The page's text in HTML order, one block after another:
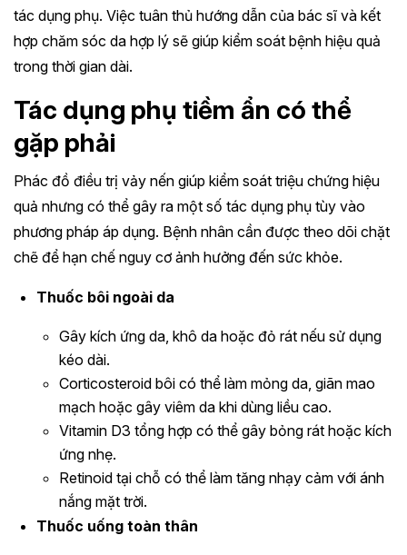
tác dụng phụ. Việc tuân thủ hướng dẫn của bác sĩ và kết
hợp chăm sóc da hợp lý sẽ giúp kiểm soát bệnh hiệu quả
trong thời gian dài.
Tác dụng phụ tiềm ẩn có thể
gặp phải
Phác đồ điều trị vảy nến giúp kiểm soát triệu chứng hiệu
quả nhưng có thể gây ra một số tác dụng phụ tùy vào
phương pháp áp dụng. Bệnh nhân cần được theo dõi chặt
chẽ để hạn chế nguy cơ ảnh hưởng đến sức khỏe.
Thuốc bôi ngoài da
Gây kích ứng da, khô da hoặc đỏ rát nếu sử dụng
kéo dài.
Corticosteroid bôi có thể làm mỏng da, giãn mao
mạch hoặc gây viêm da khi dùng liều cao.
Vitamin D3 tổng hợp có thể gây bỏng rát hoặc kích
ứng nhẹ.
Retinoid tại chỗ có thể làm tăng nhạy cảm với ánh
nắng mặt trời.
Thuốc uống toàn thân